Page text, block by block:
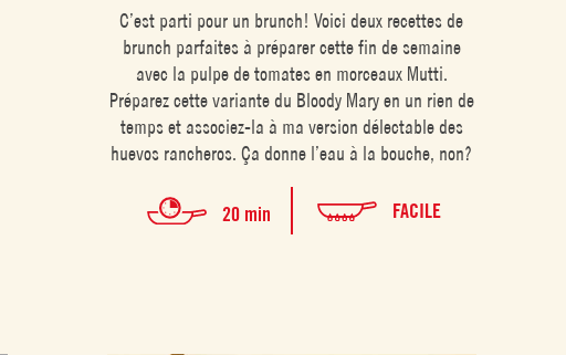
C’est parti pour un brunch! Voici deux recettes de
brunch parfaites à préparer cette fin de semaine
avec la pulpe de tomates en morceaux Mutti.
Préparez cette variante du Bloody Mary en un rien de
temps et associez-la à ma version délectable des
huevos rancheros. Ça donne l’eau à la bouche, non?
20 min FACILE